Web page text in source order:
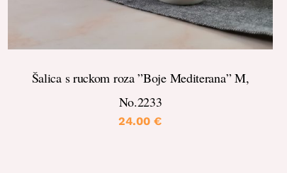
Šalica s ruckom roza ”Boje Mediterana” M,
No.2233
24.00€